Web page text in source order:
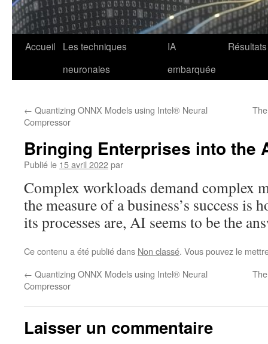
Aller
Accueil
Les techniques
neuronales
IA
embarquée
Résultats
← Quantizing ONNX Models using Intel® Neural
Compressor
Bringing Enterprises into the
Publié le 15 avril 2022par
Complex workloads demand complex
the measure of a business’s success is
its processes are, AI seems to be the
Ce contenu a été publié dans Non classé. Vous pouvez le
← Quantizing ONNX Models using Intel® Neural
Compressor
Laisser un commentaire